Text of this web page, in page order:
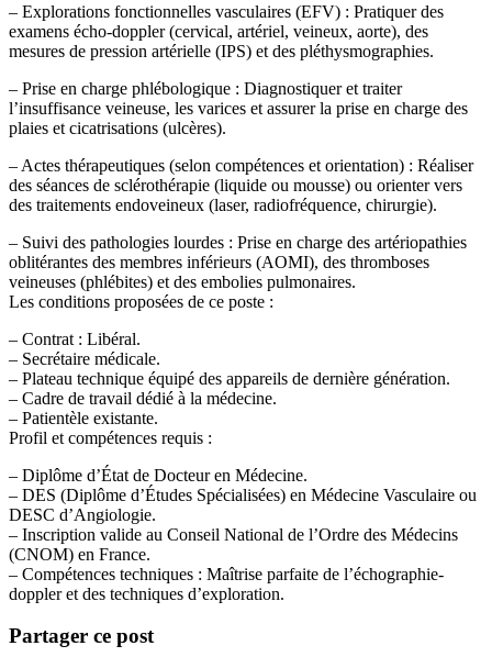
– Explorations fonctionnelles vasculaires (EFV) : Pratiquer des
examens écho-doppler (cervical, artériel, veineux, aorte), des
mesures de pression artérielle (IPS) et des pléthysmographies.
– Prise en charge phlébologique : Diagnostiquer et traiter
l’insuffisance veineuse, les varices et assurer la prise en charge des
plaies et cicatrisations (ulcères).
– Actes thérapeutiques (selon compétences et orientation) : Réaliser
des séances de sclérothérapie (liquide ou mousse) ou orienter vers
des traitements endoveineux (laser, radiofréquence, chirurgie).
– Suivi des pathologies lourdes : Prise en charge des artériopathies
oblitérantes des membres inférieurs (AOMI), des thromboses
veineuses (phlébites) et des embolies pulmonaires.
Les conditions proposées de ce poste :
– Contrat : Libéral.
– Secrétaire médicale.
– Plateau technique équipé des appareils de dernière génération.
– Cadre de travail dédié à la médecine.
– Patientèle existante.
Profil et compétences requis :
– Diplôme d’État de Docteur en Médecine.
– DES (Diplôme d’Études Spécialisées) en Médecine Vasculaire ou
DESC d’Angiologie.
– Inscription valide au Conseil National de l’Ordre des Médecins
(CNOM) en France.
– Compétences techniques : Maîtrise parfaite de l’échographie-
doppler et des techniques d’exploration.
Partager ce post